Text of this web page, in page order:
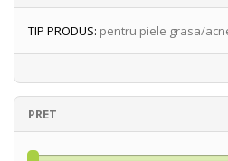
TIP PRODUS: pentru piele grasa/
PRET